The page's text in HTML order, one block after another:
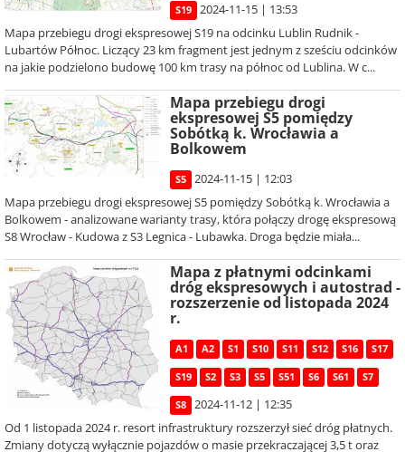
S19
2024-11-15 | 13:53
Mapa przebiegu drogi ekspresowej S19 na odcinku Lublin Rudnik -
Lubartów Północ. Liczący 23 km fragment jest jednym z sześciu odcinków
na jakie podzielono budowę 100 km trasy na północ od Lublina. W c...
Mapa przebiegu drogi
ekspresowej S5 pomiędzy
Sobótką k. Wrocławia a
Bolkowem
S5
2024-11-15 | 12:03
Mapa przebiegu drogi ekspresowej S5 pomiędzy Sobótką k. Wrocławia a
Bolkowem - analizowane warianty trasy, która połączy drogę ekspresową
S8 Wrocław - Kudowa z S3 Legnica - Lubawka. Droga będzie miała...
Mapa z płatnymi odcinkami
dróg ekspresowych i autostrad -
rozszerzenie od listopada 2024
r.
A1 A2 S1 S10 S11 S12 S16 S17
S19 S2 S3 S5 S51 S6 S61 S7
S8
2024-11-12 | 12:35
Od 1 listopada 2024 r. resort infrastruktury rozszerzył sieć dróg płatnych.
Zmiany dotyczą wyłącznie pojazdów o masie przekraczającej 3,5 t oraz